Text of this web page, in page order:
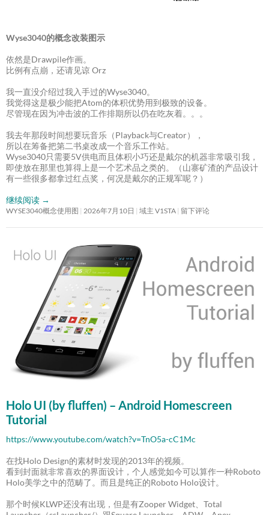
Wyse3040的概念改装图示
依然是Drawpile作画。
比例有点崩，还请见谅 Orz
我一直没介绍过我入手过的Wyse3040。
我觉得这是极少能把Atom的体积优势用到极致的设备。
尽管现在因为冲击波的工作排期所以仍在吃灰着。。。
我去年那段时间想要玩音乐（Playback与Creator），
所以在筹备把第二书桌改成一个音乐工作站。
Wyse3040只需要5V供电而且体积小巧还是戴尔的机器非常吸引我，
即使放在那里也算得上是一个艺术品之类的。（山寨矿渣的产品设计
有一些很多都拿过红点奖，何况是戴尔的正规军呢？）
继续阅读 →
WYSE3040概念使用图 2026年7月10日 域主 V1STA 留下评论
Holo UI (by fluffen) – Android Homescreen
Tutorial
https://www.youtube.com/watch?v=TnO5a-cC1Mc
在找Holo Design的素材时发现的2013年的视频。
看到封面就非常喜欢的界面设计，个人感觉如今可以算作一种Roboto
Holo美学之中的范畴了。而且是纯正的Roboto Holo设计。
那个时候KLWP还没有出现，但是有Zooper Widget、Total